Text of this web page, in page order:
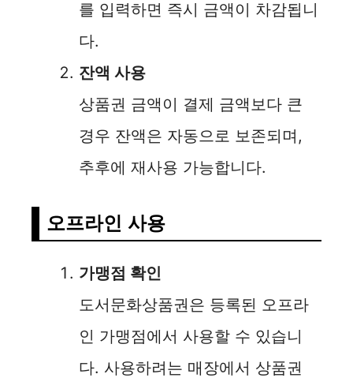
를 입력하면 즉시 금액이 차감됩니
다.
잔액 사용
상품권 금액이 결제 금액보다 큰
경우 잔액은 자동으로 보존되며,
추후에 재사용 가능합니다.
오프라인 사용
가맹점 확인
도서문화상품권은 등록된 오프라
인 가맹점에서 사용할 수 있습니
다. 사용하려는 매장에서 상품권